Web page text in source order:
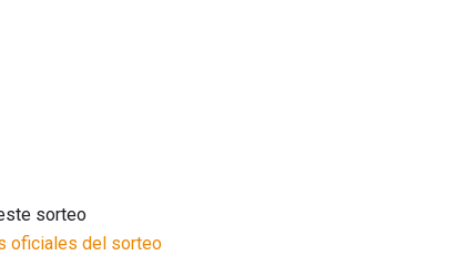
sorteo
oficiales del sorteo